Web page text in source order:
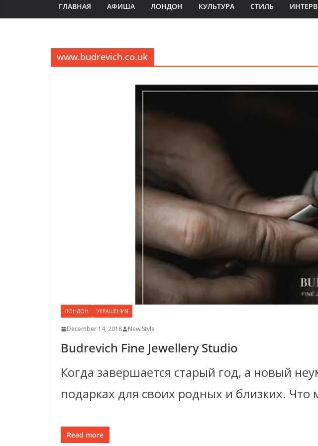
ГЛАВНАЯ АФИША ЛОНДОН КУЛЬТУРА СТИЛЬ
www.budrevich.co.uk
ЛОНДОН УКРАШЕНИЯ
December 14, 2018 New Style
Budrevich Fine Jewellery Studio
Когда завершается старый год, а новый
подарках для своих родных и близких. Что
Read more